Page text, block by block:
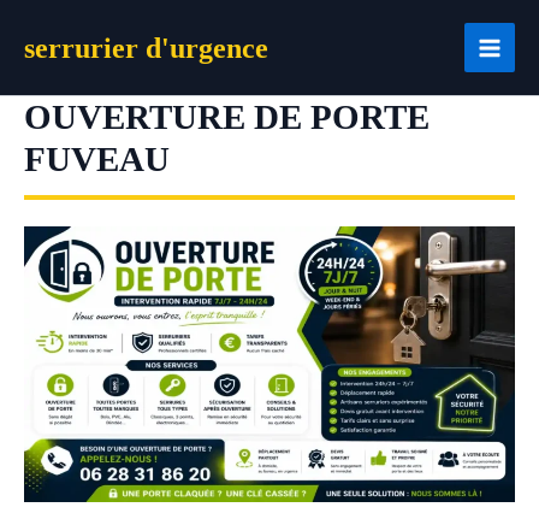
serrurier d'urgence
OUVERTURE DE PORTE
FUVEAU